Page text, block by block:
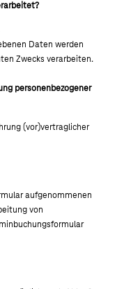
Daten werden
Zwecks verarbeiten.
personenbezogener
(vor)vertraglicher
aufgenommenen
von